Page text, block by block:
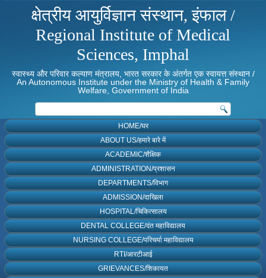
क्षेत्रीय आयुर्विज्ञान संस्थान, इंफाल /
Regional Institute of Medical
Sciences, Imphal
स्वास्थ्य और परिवार कल्याण मंत्रालय, भारत सरकार के अंतर्गत एक स्वायत्त संस्थान /
An Autonomous Institute under the Ministry of Health & Family
Welfare, Government of India
HOME/घर
ABOUT US/हमारे बारे में
ACADEMIC/शैक्षिक
ADMINISTRATION/प्रशासन
DEPARTMENTS/विभाग
ADMISSION/दाखिला
HOSPITAL/चिकित्सालय
DENTAL COLLEGE/दंत महाविद्यालय
NURSING COLLEGE/परिचर्या महाविद्यालय
RTI/आरटीआई
GRIEVANCES/शिकायत